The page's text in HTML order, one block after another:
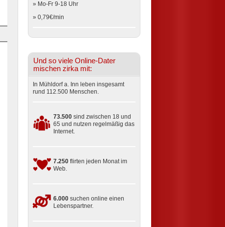
» Mo-Fr 9-18 Uhr
» 0,79€/min
Und so viele Online-Dater
mischen zirka mit:
In Mühldorf a. Inn leben insgesamt
rund 112.500 Menschen.
73.500 sind zwischen 18 und
65 und nutzen regelmäßig das
Internet.
7.250 flirten jeden Monat im
Web.
6.000 suchen online einen
Lebenspartner.